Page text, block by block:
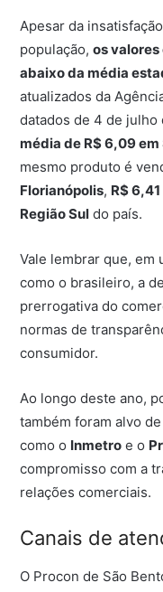
Apesar da
população,os
abaixo da média
atualizados da
datados de 4 de
média de R$ 6,09 em
mesmo produto é
Florianópolis, R$
Região Sul do país.
Vale lembrar que, em
como o brasileiro, a
prerrogativa do
normas de
consumidor.
Ao longo deste ano,
também foram alvo
como o Inmetro e o
compromisso com a
relações comerciais.
Canais de
O Procon de São